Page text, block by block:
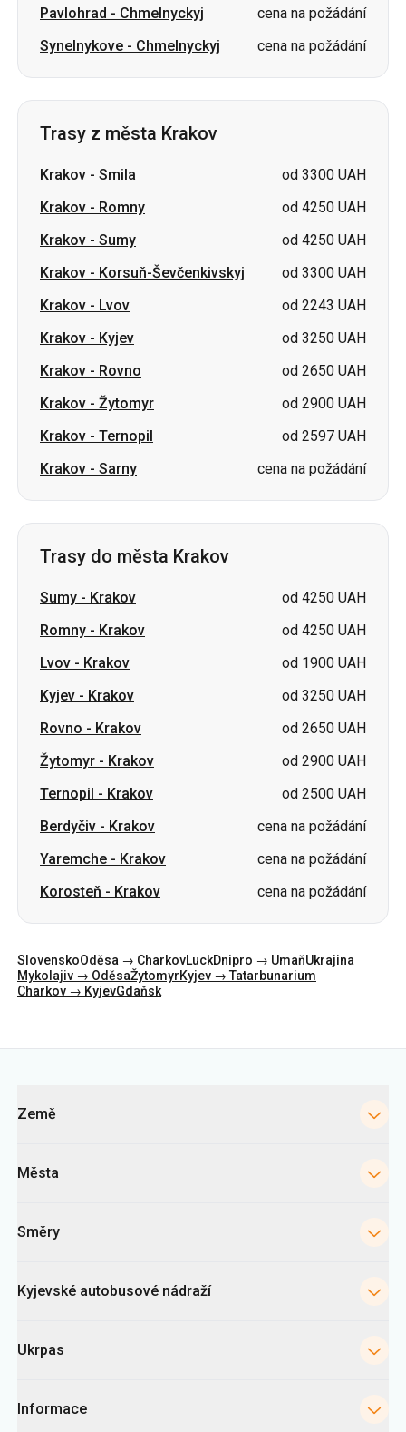
Trasy z města Krakov
Krakov-Smila
od 3300 UAH
Krakov -Sumy
Krakov-Korsuň-Ševčenkivskyj
od 3300 UAH
Krakov-Lvov
od 2243 UAH
Krakov-Kyjev
od 3250 UAH
Krakov-Rovno
od 2650 UAH
Krakov-Žytomyr
od 2900 UAH
Krakov-Ternopil
od 2597 UAH
Krakov-Sarny cena na požádání
Trasy do města Krakov
Sumy-Krakov
od 4250 UAH
Lvov- Krakov
Kyjev-Krakov
od 3250 UAH
Rovno-Krakov
od 2650 UAH
Žytomyr-Krakov
od 2900 UAH
Ternopil-Krakov
od 2500 UAH
Berdyčiv-Krakov
cena na požádání
Yaremche-Krakov
cena na požádání
Korosteň-Krakov cena na požádání
SlovenskoOděsa → Charkov Dnipro → Umaň Ukrajina
Charkov → KyjevGdaňsk
Kategorie